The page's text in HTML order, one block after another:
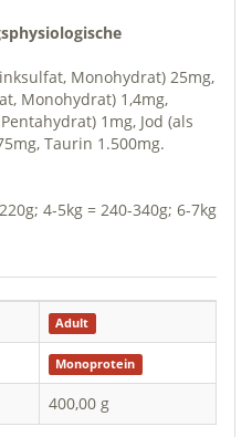
Monohydrat) 25mg,
Monohydrat) 1,4mg,
1mg, Jod (als
Taurin 1.500mg.
4-5kg = 240-340g; 6-7kg
Adult
Monoprotein
400,00 g